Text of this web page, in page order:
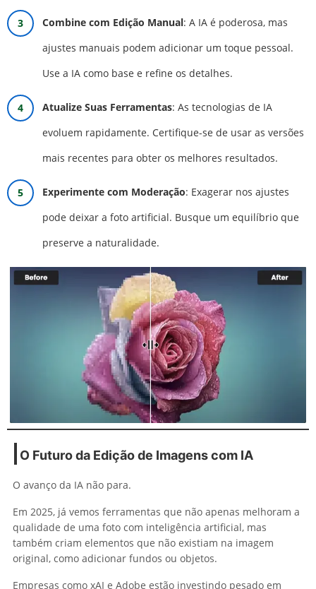
Combine com Edição Manual: A IA é poderosa, mas
ajustes manuais podem adicionar um toque pessoal.
Use a IA como base e refine os detalhes.
Atualize Suas Ferramentas: As tecnologias de IA
evoluem rapidamente. Certifique-se de usar as versões
mais recentes para obter os melhores resultados.
Experimente com Moderação: Exagerar nos ajustes
pode deixar a foto artificial. Busque um equilíbrio que
preserve a naturalidade.
O Futuro da Edição de Imagens com IA
O avanço da IA não para.
Em 2025, já vemos ferramentas que não apenas melhoram a
qualidade de uma foto com inteligência artificial, mas
também criam elementos que não existiam na imagem
original, como adicionar fundos ou objetos.
Empresas como xAI e Adobe estão investindo pesado em